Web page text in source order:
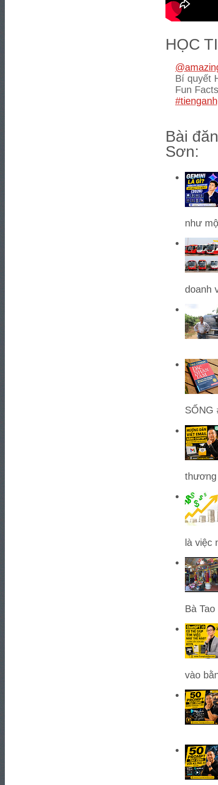
HỌC
Bí quyết
Fun
Bài
Sơn:
như
doanh
SỐNG
thương
là việc
Bà
vào